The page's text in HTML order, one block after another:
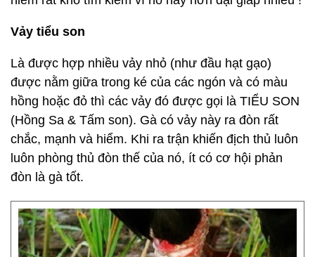
Vảy tiểu son
Là được hợp nhiều vảy nhỏ (như đầu hạt gạo)
được nằm giữa trong ké của các ngón và có màu
hồng hoặc đỏ thì các vảy đó được gọi là TIỂU SON
(Hồng Sa & Tấm son). Gà có vảy này ra đòn rất
chắc, mạnh và hiểm. Khi ra trận khiến địch thủ luôn
luôn phòng thủ đòn thế của nó, ít có cơ hội phản
đòn là gà tốt.